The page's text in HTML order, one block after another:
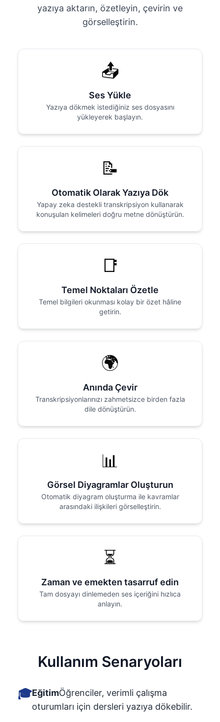
yazıya aktarın, özetleyin, çevirin ve
görselleştirin.
📤
Ses Yükle
Yazıya dökmek istediğiniz ses dosyasını
yükleyerek başlayın.
📝
Otomatik Olarak Yazıya Dök
Yapay zeka destekli transkripsiyon kullanarak
konuşulan kelimeleri doğru metne dönüştürün.
📑
Temel Noktaları Özetle
Temel bilgileri okunması kolay bir özet hâline
getirin.
🌍
Anında Çevir
Transkripsiyonlarınızı zahmetsizce birden fazla
dile dönüştürün.
📊
Görsel Diyagramlar Oluşturun
Otomatik diyagram oluşturma ile kavramlar
arasındaki ilişkileri görselleştirin.
⏳
Zaman ve emekten tasarruf edin
Tam dosyayı dinlemeden ses içeriğini hızlıca
anlayın.
Kullanım Senaryoları
🎓EğitimÖğrenciler, verimli çalışma
oturumları için dersleri yazıya dökebilir.